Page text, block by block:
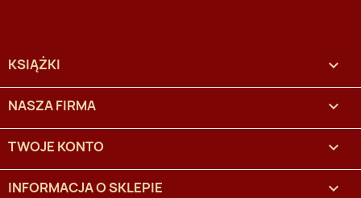
KSIĄŻKI 
NASZA FIRMA 
TWOJE KONTO 
INFORMACJA O SKLEPIE keyboard_arrow_down